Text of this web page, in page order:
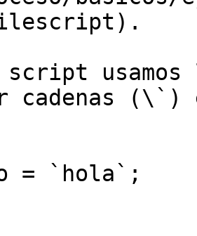
script
cadenas (\`)
= `hola`;